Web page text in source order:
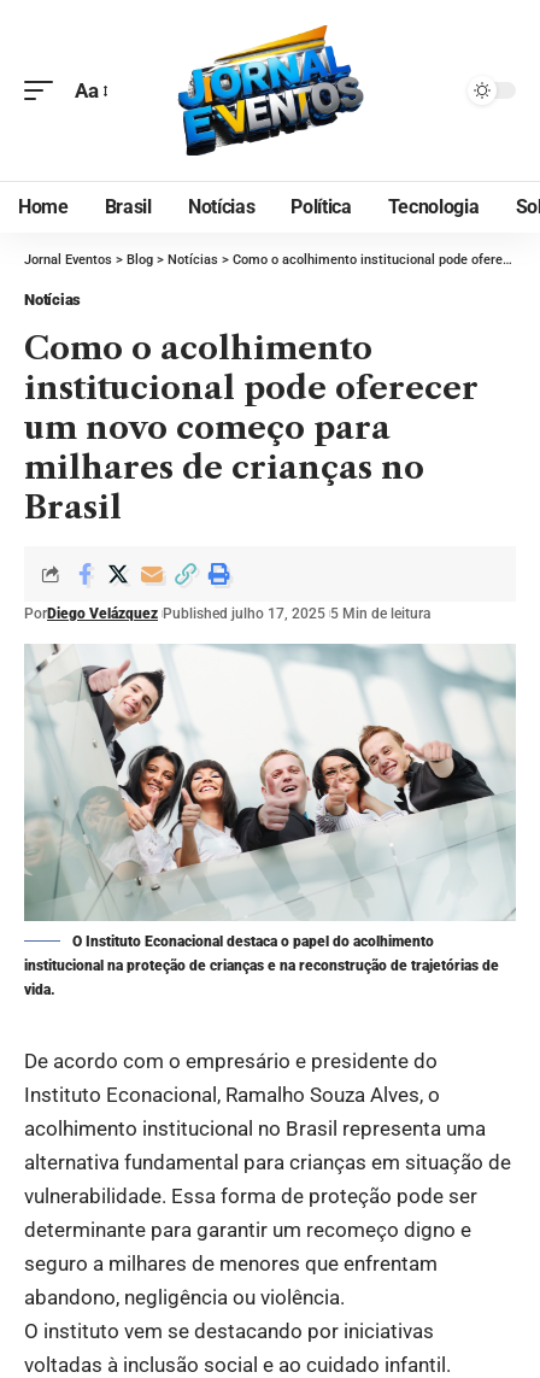
Aa
Home Brasil Notícias Política Tecnologia
Jornal Eventos > Blog > Notícias > Como o acolhimento institucional pode oferecer um novo começo para milhares de crianças no Brasil
Notícias
Como o acolhimento
institucional pode oferecer
um novo começo para
milhares de crianças no
Brasil
PorDiego Velázquez Published julho 17, 2025 5 Min de leitura
O Instituto Econacional destaca o papel do acolhimento
institucional na proteção de crianças e na reconstrução de trajetórias de
vida.
De acordo com o empresário e presidente do
Instituto Econacional, Ramalho Souza Alves, o
acolhimento institucional no Brasil representa uma
alternativa fundamental para crianças em situação de
vulnerabilidade. Essa forma de proteção pode ser
determinante para garantir um recomeço digno e
seguro a milhares de menores que enfrentam
abandono, negligência ou violência.
O instituto vem se destacando por iniciativas
voltadas à inclusão social e ao cuidado infantil.